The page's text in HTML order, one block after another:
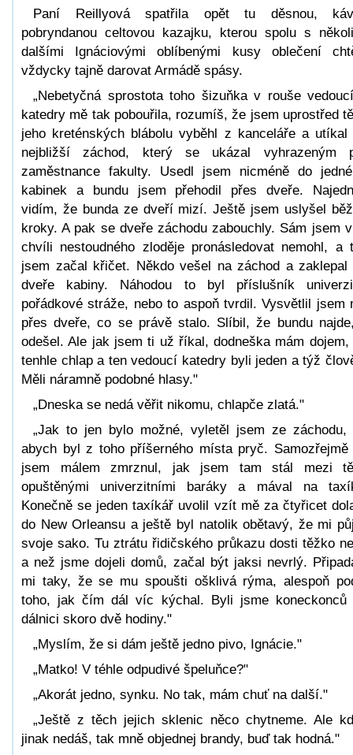
Paní Reillyová spatřila opět tu děsnou,
pobryndanou celtovou kazajku, kterou spolu s
dalšími Ignáciovými oblíbenými kusy oblečení
vždycky tajně darovat Armádě spásy.
„Nebetyčná sprostota toho šizuňka v rouše
katedry mě tak pobouřila, rozumíš, že jsem uprostřed
jeho kreténských blábolu vyběhl z kanceláře a utíkal
nejbližší záchod, který se ukázal vyhrazeným
zaměstnance fakulty. Usedl jsem nicméně do
kabinek a bundu jsem přehodil přes dveře.
vidím, že bunda ze dveří mizí. Ještě jsem uslyšel
kroky. A pak se dveře záchodu zabouchly. Sám jsem
chvíli nestoudného zloděje pronásledovat nemohl, a
jsem začal křičet. Někdo vešel na záchod a zaklepal
dveře kabiny. Náhodou to byl příslušník
pořádkové stráže, nebo to aspoň tvrdil. Vysvětlil jsem
přes dveře, co se právě stalo. Slíbil, že bundu
odešel. Ale jak jsem ti už říkal, dodneška mám dojem,
tenhle chlap a ten vedoucí katedry byli jeden a týž
Měli náramně podobné hlasy."
„Dneska se nedá věřit nikomu, chlapče zlatá."
„Jak to jen bylo možné, vyletěl jsem ze záchodu,
abych byl z toho příšerného místa pryč. Samozřejmě
jsem málem zmrznul, jak jsem tam stál mezi
opuštěnými univerzitními baráky a mával na
Konečně se jeden taxíkář uvolil vzít mě za čtyřicet
do New Orleansu a ještě byl natolik obětavý, že mi
svoje sako. Tu ztrátu řidičského průkazu dosti těžko
a než jsme dojeli domů, začal být jaksi nevrlý.
mi taky, že se mu spoušti ošklivá rýma, alespoň
toho, jak čím dál víc kýchal. Byli jsme koneckonců
dálnici skoro dvě hodiny."
„Myslím, že si dám ještě jedno pivo, Ignácie."
„Matko! V téhle odpudivé špeluňce?"
„Akorát jedno, synku. No tak, mám chuť na další."
„Ještě z těch jejich sklenic něco chytneme. Ale
jinak nedáš, tak mně objednej brandy, buď tak hodná."